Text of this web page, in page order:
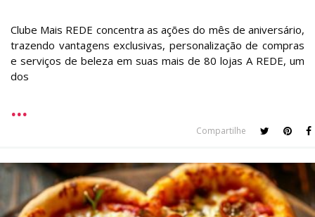
Clube Mais REDE concentra as ações do mês de aniversário,
trazendo vantagens exclusivas, personalização de compras
e serviços de beleza em suas mais de 80 lojas A REDE, um
dos
Compartilhe